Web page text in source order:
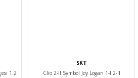
1.2
SKT
Clio 2-II Symbol Joy Logan 1-I 2-II